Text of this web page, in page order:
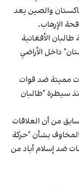
والصين يعد
الإرهاب.
الأفغانية
داخل الأراضي
مميتة ضد قوات
سيطرة "طالبان
من أن العلاقات
بشأن "حركة
ضد إسلام أباد من